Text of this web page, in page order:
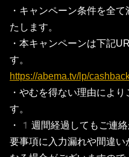
・キャンペーン条件を全
たします。
・本キャンペーンは下記
す。
https://abema.tv/lp/
・やむを得ない理由によ
す。
・1週間経過してもご連
要事項に入力漏れや間違